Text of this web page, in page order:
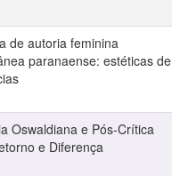
de autoria feminina
paranaense: estéticas de
Oswaldiana e Pós-Crítica
e Diferença